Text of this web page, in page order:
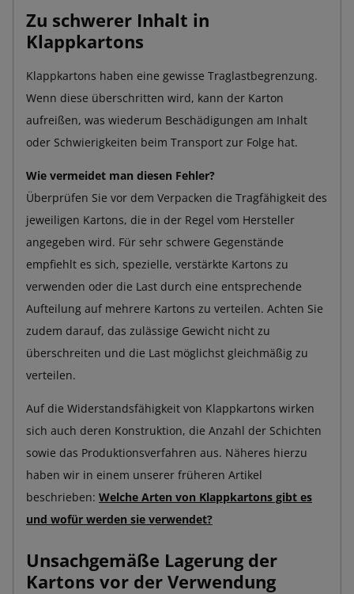
Zu schwerer Inhalt in
Klappkartons
Klappkartons haben eine gewisse Traglastbegrenzung.
Wenn diese überschritten wird, kann der Karton
aufreißen, was wiederum Beschädigungen am Inhalt
oder Schwierigkeiten beim Transport zur Folge hat.
Wie vermeidet man diesen Fehler?
Überprüfen Sie vor dem Verpacken die Tragfähigkeit des
jeweiligen Kartons, die in der Regel vom Hersteller
angegeben wird. Für sehr schwere Gegenstände
empfiehlt es sich, spezielle, verstärkte Kartons zu
verwenden oder die Last durch eine entsprechende
Aufteilung auf mehrere Kartons zu verteilen. Achten Sie
zudem darauf, das zulässige Gewicht nicht zu
überschreiten und die Last möglichst gleichmäßig zu
verteilen.
Auf die Widerstandsfähigkeit von Klappkartons wirken
sich auch deren Konstruktion, die Anzahl der Schichten
sowie das Produktionsverfahren aus. Näheres hierzu
haben wir in einem unserer früheren Artikel
beschrieben: Welche Arten von Klappkartons gibt es
und wofür werden sie verwendet?
Unsachgemäße Lagerung der
Kartons vor der Verwendung